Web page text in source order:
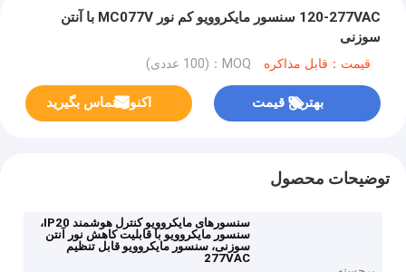
120-277VAC سنسور مایکروویو کم نور MC077V با آنتن
سوزنی
قیمت：قابل مذاکره MOQ：(100 عددی)
بهترین قیمت اکنون تماس بگیرید
توضیحات محصول
سنسورهای مایکروویو کنترل هوشمند IP20،
سنسور مایکروویو با قابلیت کاهش نور آنتن
سوزنی، سنسور مایکروویو قابل تنظیم
277VAC